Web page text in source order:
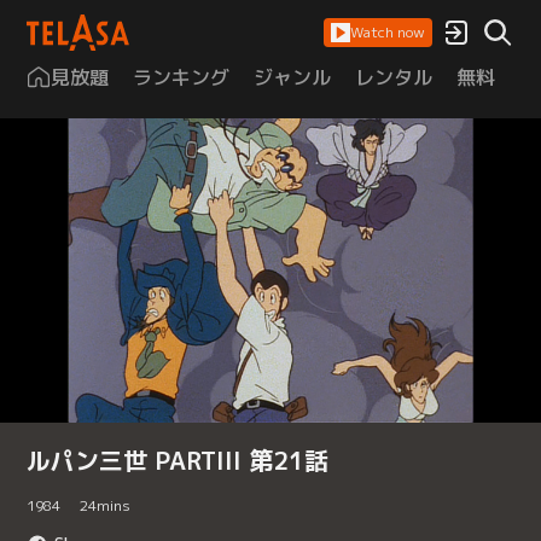
Watch now
見放題 ランキング ジャンル レンタル 無料
ルパン三世 PARTIII 第21話
1984 24mins